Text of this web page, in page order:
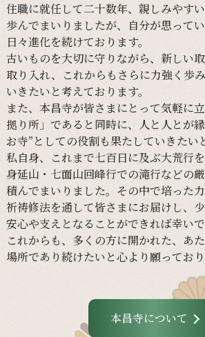
住職に就任して二十数年、 親しみやすい
歩んでまいりましたが、 自分が思って
日々進化を続けております。
古いものを大切に守りながら、 新しい
取り入れ、
これからも さらに力強く 歩
いきたいと考えております。
また、 本昌寺が皆さまにとって気軽に
拠り所」であると同時に、 人と 人とが
お寺”と しての役割も果たしていきたい
私自身、
これまで七百日に及ぶ大荒行を
身延山・ 七面山回峰行での滝行などの
積んでまいりました。 その中で培った
祈祷修法を通して皆さまにお届けし、
安心や支えとなる ことができれば幸いで
これからも、 多くの方に開かれた、 あ
場所であり続けたいと心より願っており
本昌寺について